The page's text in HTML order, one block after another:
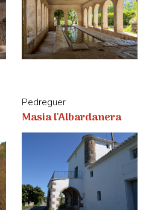
Xàbia
Molins de Vent de la